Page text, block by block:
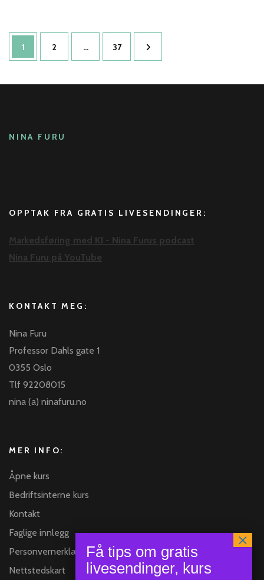
Sidepaginering
Side
1 Side
2 … Side
37
NINA FURU
OPPTAK FRA GRATIS LIVESENDINGER:
Markedsføring med KI - Nina Furus podcast
Nina Furu på YouTube
KONTAKT MEG:
Nina Furu
Professor Dahls gate 1
0355 Oslo
Tlf 92208015
nina (a) ninafuru.no
MER INFO:
Åpne kurs
Bedriftsinterne kurs
Kontakt
Faglige innlegg
Personvernerklæring
Nettstedskart